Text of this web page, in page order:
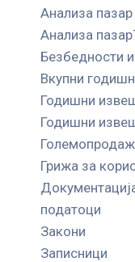
Анализа
Анализа
Безбедности
Вкупни
Годишни
Годишни
Грижа за
податоци
Закони
Записници